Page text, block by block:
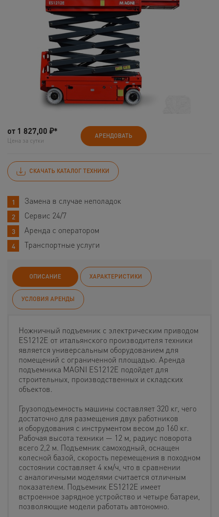
от 1 827,00 ₽*
Цена за сутки
АРЕНДОВАТЬ
СКАЧАТЬ КАТАЛОГ ТЕХНИКИ
Замена в случае неполадок
Сервис 24/7
Аренда с оператором
Транспортные услуги
ОПИСАНИЕ ХАРАКТЕРИСТИКИ
УСЛОВИЯ АРЕНДЫ
Ножничный подъемник с электрическим приводом
ES1212E от итальянского производителя техники
является универсальным оборудованием для
помещений с ограниченной площадью. Аренда
подъемника MAGNI ES1212E подойдет для
строительных, производственных и складских
объектов.
Грузоподъемность машины составляет 320 кг, чего
достаточно для размещения двух работников
и оборудования с инструментом весом до 160 кг.
Рабочая высота техники — 12 м, радиус поворота
всего 2,2 м. Подъемник самоходный, оснащен
колесной базой, скорость перемещения в походном
состоянии составляет 4 км/ч, что в сравнении
с аналогичными моделями считается отличным
показателем. Подъемник ES1212E имеет
встроенное зарядное устройство и четыре батареи,
позволяющие модели работать автономно.